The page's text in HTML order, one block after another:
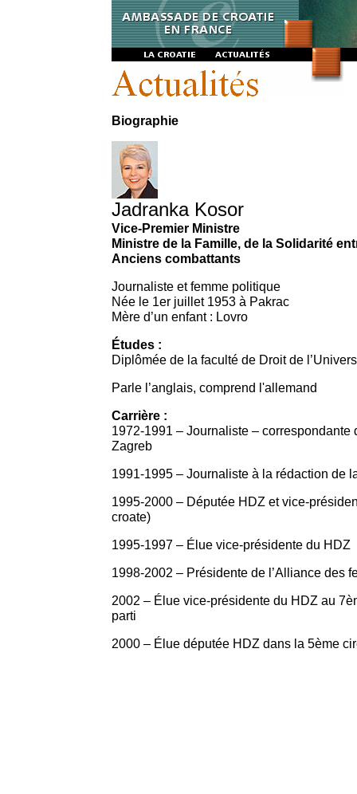
Biographie
Jadranka Kosor
Vice-Premier Ministre
Ministre de la Famille, de la Solidarité
Anciens combattants
Journaliste et femme politique
Née le 1er juillet 1953 à Pakrac
Mère d’un enfant : Lovro
Études :
Diplômée de la faculté de Droit de
Parle l’anglais, comprend l'allemand
Carrière :
1972-1991 – Journaliste – correspondante
Zagreb
1991-1995 – Journaliste à la rédaction de
1995-2000 – Députée HDZ et vice-
croate)
1995-1997 – Élue vice-présidente du HDZ
1998-2002 – Présidente de l’Alliance des
2002 – Élue vice-présidente du HDZ au
parti
2000 – Élue députée HDZ dans la 5ème